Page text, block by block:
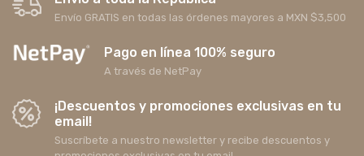
Envío GRATIS en todas las órdenes mayores a MXN $3,500
Pago en línea 100% seguro
A través de NetPay
¡Descuentos y promociones exclusivas en tu
email!
Suscríbete a nuestro newsletter y recibe descuentos y